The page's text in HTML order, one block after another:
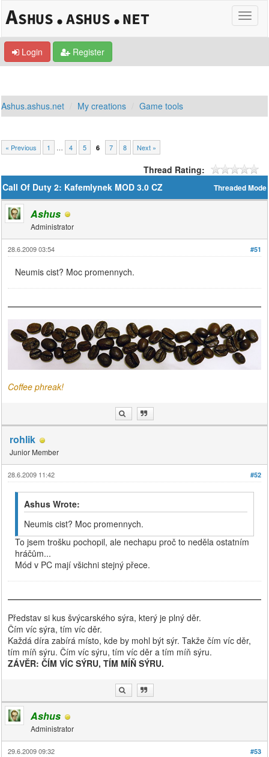
Login Register
Ashus.ashus.net My creations Game tools
« Previous 1 … 4 5 6 7 8 Next »
Thread Rating:
Threaded Mode
Call Of Duty 2: Kafemlynek MOD 3.0 CZ
Ashus
Administrator
#51
28.6.2009 03:54
Neumis cist? Moc promennych.
Coffee phreak!
rohlik
Junior Member
#52
28.6.2009 11:42
Ashus Wrote:
Neumis cist? Moc promennych.
To jsem trošku pochopil, ale nechapu proč to neděla ostatním
hráčům...
Mód v PC mají všichni stejný přece.
Představ si kus švýcarského sýra, který je plný děr.
Čím víc sýra, tím víc děr.
Každá díra zabírá místo, kde by mohl být sýr. Takže čím víc děr,
tím míň sýru. Čím víc sýru, tím víc děr a tím míň sýru.
ZÁVĚR: ČÍM VÍC SÝRU, TÍM MÍŇ SÝRU.
Ashus
Administrator
#53
29.6.2009 09:32